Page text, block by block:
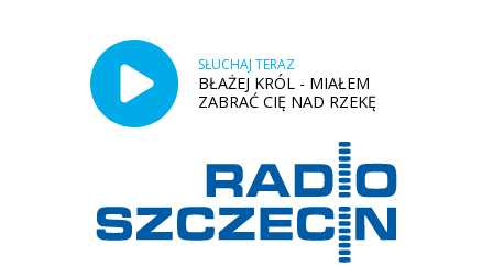
SŁUCHAJ TERAZ
BŁAŻEJ KRÓL - MIAŁEM
ZABRAĆ CIĘ NAD RZEKĘ